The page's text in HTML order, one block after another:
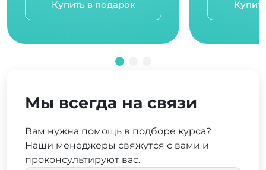
Купить в подарок
Мы всегда на связи
Вам нужна помощь в подборе курса?
Наши менеджеры свяжутся с вами и
проконсультируют вас.